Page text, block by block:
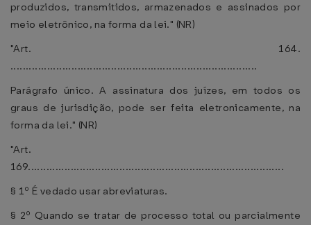
produzidos, transmitidos, armazenados e assinados por
meio eletrônico, na forma da lei." (NR)
"Art. 164.
.................................................................................
Parágrafo único. A assinatura dos juízes, em todos os
graus de jurisdição, pode ser feita eletronicamente, na
forma da lei." (NR)
"Art.
169....................................................................................
§ 1º É vedado usar abreviaturas.
§ 2º Quando se tratar de processo total ou parcialmente